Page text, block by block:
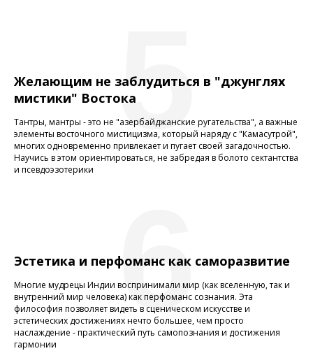
Желающим не заблудиться в "джунглях
мистики" Востока
Тантры, мантры - это не "азербайджанские ругательства", а важные
элементы восточного мистицизма, который наряду с "Камасутрой",
многих одновременно привлекает и пугает своей загадочностью.
Научись в этом ориентироваться, не забредая в болото сектантства
и псевдоэзотерики
5
Эстетика и перфоманс как саморазвитие
Многие мудрецы Индии воспринимали мир (как вселенную, так и
внутренний мир человека) как перфоманс сознания. Эта
философия позволяет видеть в сценическом искусстве и
эстетических достижениях нечто большее, чем просто
наслаждение - практический путь самопознания и достижения
гармонии
6